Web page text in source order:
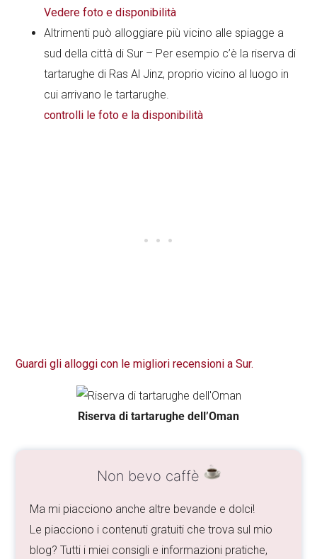
Vedere foto e disponibilità
Altrimenti può alloggiare più vicino alle spiagge a
sud della città di Sur – Per esempio c’è la riserva di
tartarughe di Ras Al Jinz, proprio vicino al luogo in
cui arrivano le tartarughe.
controlli le foto e la disponibilità
Guardi gli alloggi con le migliori recensioni a Sur.
Riserva di tartarughe dell’Oman
Non bevo caffè
Ma mi piacciono anche altre bevande e dolci!
Le piacciono i contenuti gratuiti che trova sul mio
blog? Tutti i miei consigli e informazioni pratiche,